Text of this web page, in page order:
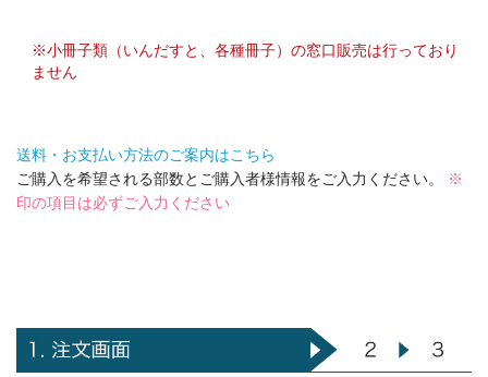
※小冊子類（いんだすと、各種冊子）の窓口販売は行っており
ません
送料・お支払い方法のご案内はこちら
ご購入を希望される部数とご購入者様情報をご入力ください。
※
印の項目は必ずご入力ください